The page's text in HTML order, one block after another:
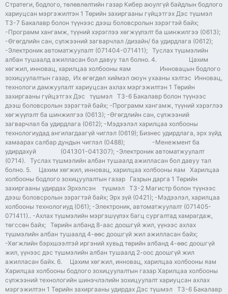
Стратеги, бодлого, төлөвлөлтийн газар Кибер аюулгүй байдлын бодлого
хариуцсан мэргэжилтэн 1 Төрийн захиргааны гүйцэтгэх Дэс түшмэл
ТЗ-7 Бакалавр болон түүнээс дээш боловсролын зэрэгтэй байх;
-Программ хангамж, түүний хэрэглээ хөгжүүлэлт ба шинжилгээ (0613);
-Өгөгдлийн сан, сүлжээний загварчлал /дизайн/ ба удирдлага (0612);
-Электроник автоматжуулалт (071404-071411); Туслах түшмэлийн
албан тушаалд ажилласан бол давуу тал болно. 4. Цахим
хөгжил, инновац, харилцаа холбооны яам Инновацын бодлого
зохицуулалтын газар, Их өгөгдөл хиймэл оюун ухааны хэлтэс Инновац,
технологи дамжуулалт хариуцсан ахлах мэргэжилтэн 1 Төрийн
захиргааны гүйцэтгэх Дэс түшмэл ТЗ-6 Бакалавр болон түүнээс
дээш боловсролын зэрэгтэй байх; -Программ хангамж, түүний хэрэглээ
хөгжүүлэлт ба шинжилгээ (0613); -Өгөгдлийн сан, сүлжээний
загварчлал ба удирдлага (0612); -Мэдээлэл харилцаа холбооны
технологиудад ангилагдаагүй чиглэл (0619); Бизнес удирдлага, эрх зүйд
хамаарах салбар дундын чиглэл (0488); -Менежмент ба
удирдахуй (041301-041307); -Электроник автоматжуулалт
(0714). Туслах түшмэлийн албан тушаалд ажилласан бол давуу тал
болно. 5. Цахим хөгжил, инновац, харилцаа холбооны яам Харилцаа
холбооны бодлого зохицуулалтын газар Газрын дарга 1 Төрийн
захиргааны удирдах Эрхэлсэн түшмэл ТЗ-2 Магистр болон түүнээс
дээш боловсролын зэрэгтэй байх; Эрх зүй (0421); -Мэдээлэл, харилцаа
холбооны технологиуд (061); -Электроник, автоматжуулалт (071405-
071411).. -Ахлах түшмэлийн мэргэшүүлэх багц сургалтад хамрагдаж,
төгссөн байх; Төрийн албанд 8-аас доошгүй жил, үүнээс ахлах
түшмэлийн албан тушаалд 4-өөс доошгүй жил ажилласан байх;
-Хөгжлийн бэрхшээлтэй иргэний хувьд төрийн албанд 4-өөс доошгүй
жил, үүнээс дэс түшмэлийн албан тушаалд 2-оос доошгүй жил
ажилласан байх. 6. Цахим хөгжил, инновац, харилцаа холбооны яам
Харилцаа холбооны бодлого зохицуулалтын газар Харилцаа холбооны
сүлжээний технологийн шинэчлэлийн зохицуулалт хариуцсан ахлах
мэргэжилтэн 1 Төрийн захиргааны удирдах Дэс түшмэл ТЗ-6 Бакалавр